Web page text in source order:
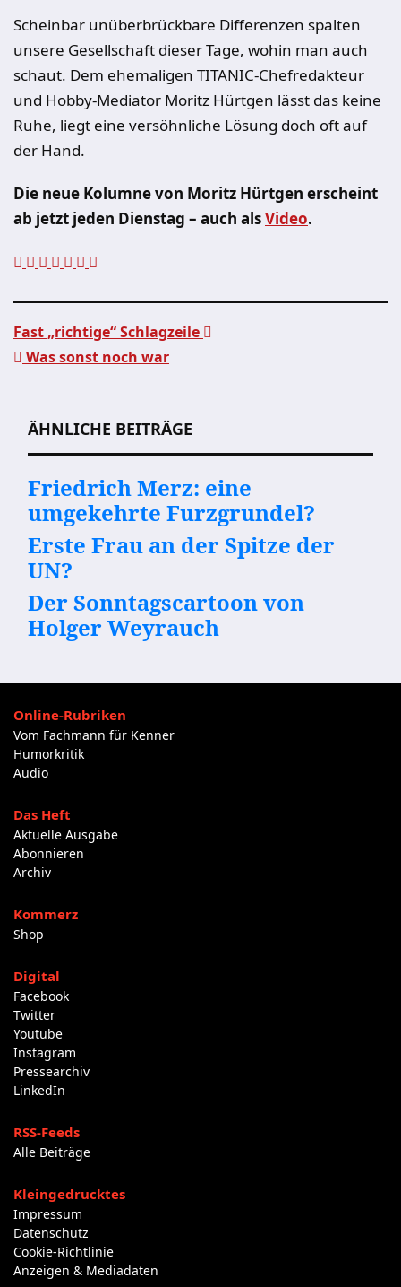
Scheinbar unüberbrückbare Differenzen spalten
unsere Gesellschaft dieser Tage, wohin man auch
schaut. Dem ehemaligen TITANIC-Chefredakteur
und Hobby-Mediator Moritz Hürtgen lässt das keine
Ruhe, liegt eine versöhnliche Lösung doch oft auf
der Hand.
Die neue Kolumne von Moritz Hürtgen erscheint
ab jetzt jeden Dienstag – auch alsVideo.
Fast „richtige“ Schlagzeile
Was sonst noch war
ÄHNLICHE BEITRÄGE
Friedrich Merz: eine
umgekehrte Furzgrundel?
Erste Frau an der Spitze der
UN?
Der Sonntagscartoon von
Holger Weyrauch
Online-Rubriken
Vom Fachmann für Kenner
Humorkritik
Audio
Das Heft
Aktuelle Ausgabe
Abonnieren
Archiv
Kommerz
Shop
Digital
Facebook
Twitter
Youtube
Instagram
Pressearchiv
LinkedIn
RSS-Feeds
Alle Beiträge
Kleingedrucktes
Impressum
Datenschutz
Cookie-Richtlinie
Anzeigen & Mediadaten